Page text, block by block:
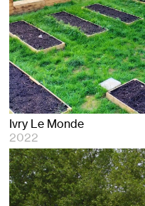
Ivry Le Monde
2022